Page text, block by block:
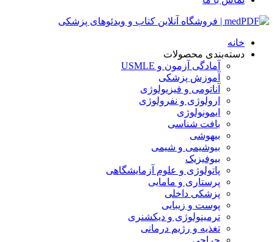
خانه
دسته‌بندی محصولات
آمادگی آزمون و USMLE
آموزش پزشکی
آناتومی و فیزیولوژی
ارولوژی و نفرولوژی
ایمونولوژی
بافت شناسی
بیهوشی
بیوشیمی و شیمی
بیوفیزیک
پاتولوژی و علوم آزمایشگاهی
پرستاری و مامایی
پزشکی داخلی
پوست و زیبایی
ترمینولوژی و دیکشنری
تغذیه و رژیم درمانی
جراحی